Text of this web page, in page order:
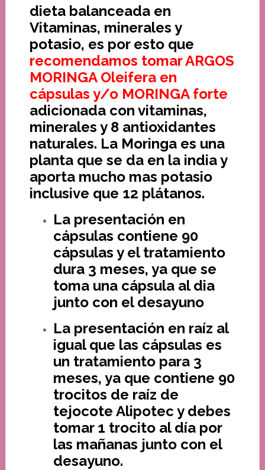
dieta balanceada en
Vitaminas, minerales y
potasio, es por esto que
recomendamos tomar ARGOS
MORINGA Oleifera en
cápsulas y/o MORINGA forte
adicionada con vitaminas,
minerales y 8 antioxidantes
naturales. La Moringa es una
planta que se da en la india y
aporta mucho mas potasio
inclusive que 12 plátanos.
La presentación en
cápsulas contiene 90
cápsulas y el tratamiento
dura 3 meses, ya que se
toma una cápsula al dia
junto con el desayuno
La presentación en raíz al
igual que las cápsulas es
un tratamiento para 3
meses, ya que contiene 90
trocitos de raíz de
tejocote Alipotec y debes
tomar 1 trocito al día por
las mañanas junto con el
desayuno.